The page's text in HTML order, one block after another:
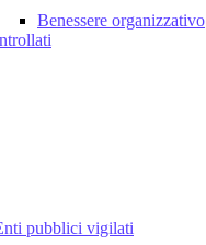
Benessere organizzativo
pubblici vigilati